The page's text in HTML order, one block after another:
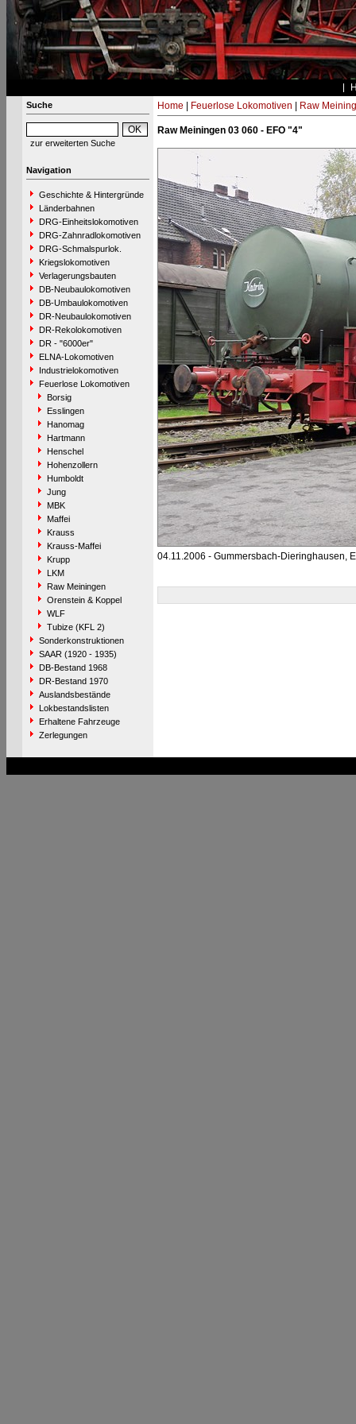
Suche
zur erweiterten Suche
Navigation
Geschichte & Hintergründe
Länderbahnen
DRG-Einheitslokomotiven
DRG-Zahnradlokomotiven
DRG-Schmalspurlok.
Kriegslokomotiven
Verlagerungsbauten
DB-Neubaulokomotiven
DB-Umbaulokomotiven
DR-Neubaulokomotiven
DR-Rekolokomotiven
DR - "6000er"
ELNA-Lokomotiven
Industrielokomotiven
Feuerlose Lokomotiven
Borsig
Esslingen
Hanomag
Hartmann
Henschel
Hohenzollern
Humboldt
Jung
MBK
Maffei
Krauss
Krauss-Maffei
Krupp
LKM
Raw Meiningen
Orenstein & Koppel
WLF
Tubize (KFL 2)
Sonderkonstruktionen
SAAR (1920 - 1935)
DB-Bestand 1968
DR-Bestand 1970
Auslandsbestände
Lokbestandslisten
Erhaltene Fahrzeuge
Zerlegungen
Home Feuerlose Lokomotiven Raw
Raw Meiningen 03 060 - EFO "4"
04.11.2006 - Gummersbach-Dieringhausen,